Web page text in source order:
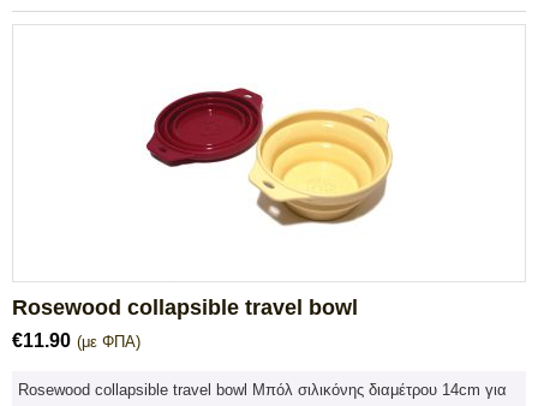
Rosewood collapsible travel bowl
€11.90 (με ΦΠΑ)
Rosewood collapsible travel bowl Μπόλ σιλικόνης διαμέτρου 14cm για